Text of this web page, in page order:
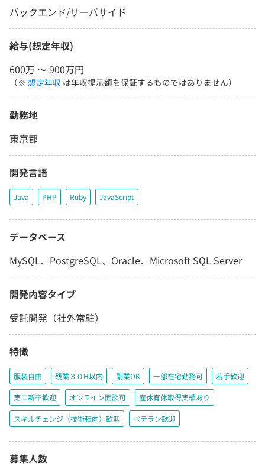
バックエンド/サーバサイド
給与(想定年収)
600万 〜 900万円
（※ 想定年収 は年収提示額を保証するものではありません）
勤務地
東京都
開発言語
Java PHP Ruby JavaScript
データベース
MySQL、PostgreSQL、Oracle、Microsoft SQL Server
開発内容タイプ
受託開発（社外常駐）
特徴
服装自由 残業３０H以内 副業OK 一部在宅勤務可 若手歓迎
第二新卒歓迎 オンライン面談可 産休育休取得実績あり
スキルチェンジ（技術転向）歓迎 ベテラン歓迎
募集人数